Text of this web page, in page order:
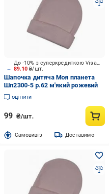
89.10₴/шт.
До -10% з суперкредиткою Visa Вигода
Шапочка дитяча Моя планета
Шп2300-5 р.62 м'який рожевий
оцінити
99 ₴/шт.
Cамовивіз Доставимо